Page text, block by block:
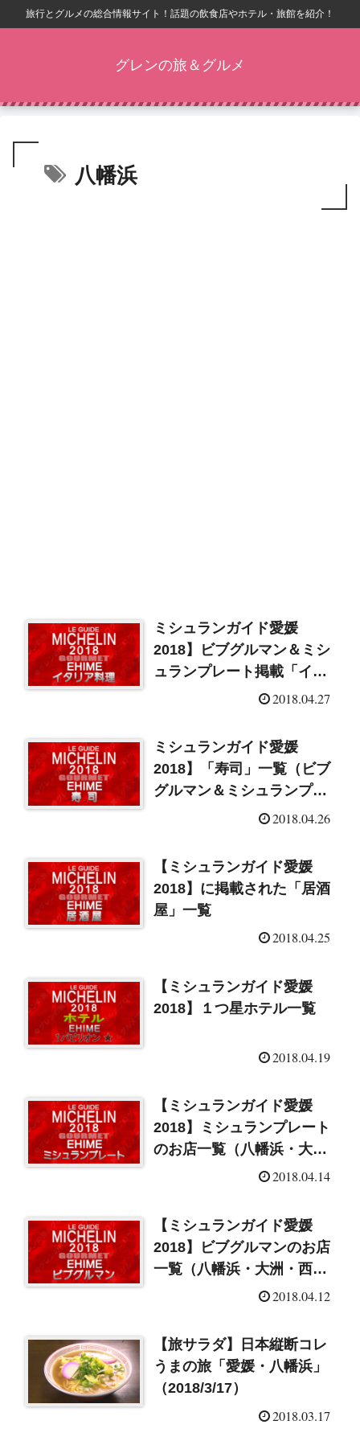
旅行とグルメの総合情報サイト！話題の飲食店やホテル・旅館を紹介！
グレンの旅＆グルメ
八幡浜
ミシュランガイド愛媛
2018】ビブグルマン＆ミシ
ュランプレート掲載「イタ
リア料理（イタリアン）」
2018.04.27
ミシュランガイド愛媛
2018】「寿司」一覧（ビブ
グルマン＆ミシュランプレ
2018.04.26
【ミシュランガイド愛媛
2018】に掲載された「居酒
屋」一覧
2018.04.25
【ミシュランガイド愛媛
2018】１つ星ホテル一覧
2018.04.19
【ミシュランガイド愛媛
2018】ミシュランプレート
のお店一覧（八幡浜・大
2018.04.14
【ミシュランガイド愛媛
2018】ビブグルマンのお店
一覧（八幡浜・大洲・西
2018.04.12
【旅サラダ】日本縦断コレ
うまの旅「愛媛・八幡浜」
（2018/3/17）
2018.03.17